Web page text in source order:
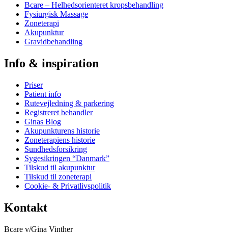
Bcare – Helhedsorienteret kropsbehandling
Fysiurgisk Massage
Zoneterapi
Akupunktur
Gravidbehandling
Info & inspiration
Priser
Patient info
Rutevejledning & parkering
Registreret behandler
Ginas Blog
Akupunkturens historie
Zoneterapiens historie
Sundhedsforsikring
Sygesikringen “Danmark”
Tilskud til akupunktur
Tilskud til zoneterapi
Cookie- & Privatlivspolitik
Kontakt
Bcare v/Gina Vinther